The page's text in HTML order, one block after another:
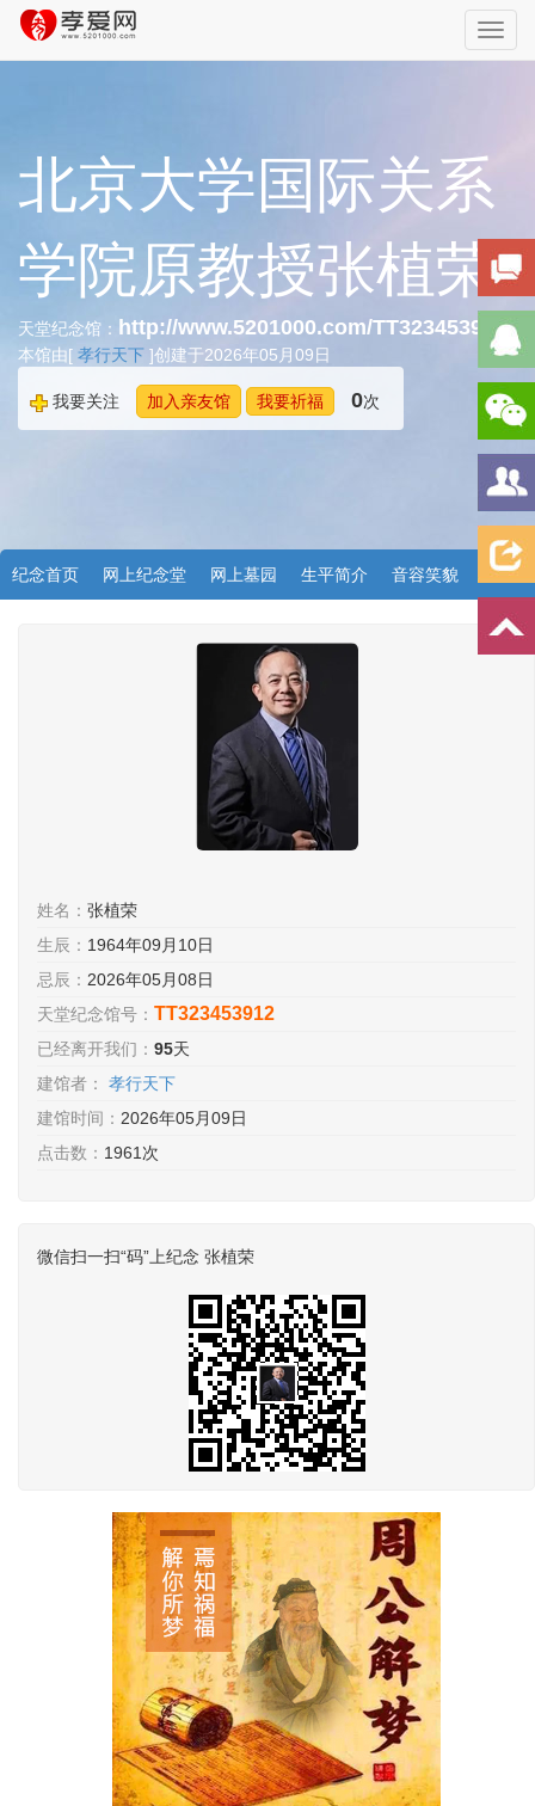
北京大学国际关系
学院原教授张植荣
天堂纪念馆： http://www.5201000.com/TT323453912
本馆由[ 孝行天下 ]创建于2026年05月09日
我要关注 加入亲友馆 我要祈福 0次
纪念首页 网上纪念堂 网上墓园 生平简介 音容笑貌
姓名： 张植荣
生辰： 1964年09月10日
忌辰： 2026年05月08日
天堂纪念馆号： TT323453912
已经离开我们： 95天
建馆者：
孝行天下
建馆时间： 2026年05月09日
点击数： 1961次
微信扫一扫“码”上纪念 张植荣